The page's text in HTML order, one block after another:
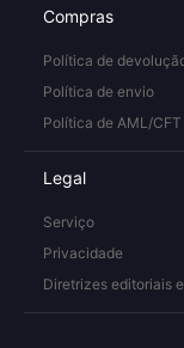
Compras
Política de
Política de envio
Política de AML/CFT
Legal
Serviço
Privacidade
Diretrizes editoriais